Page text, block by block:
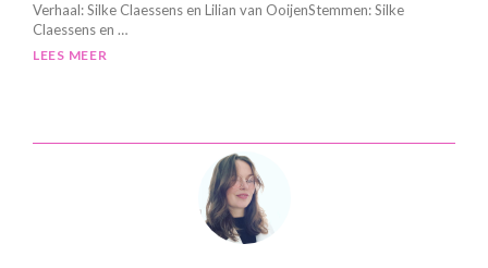
Verhaal: Silke Claessens en Lilian van OoijenStemmen: Silke
Claessens en …
LEES MEER